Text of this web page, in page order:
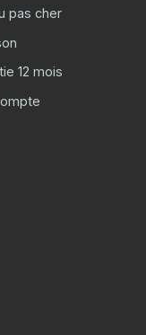
pas cher
12 mois